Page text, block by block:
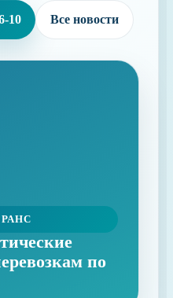
10 Все новости
по